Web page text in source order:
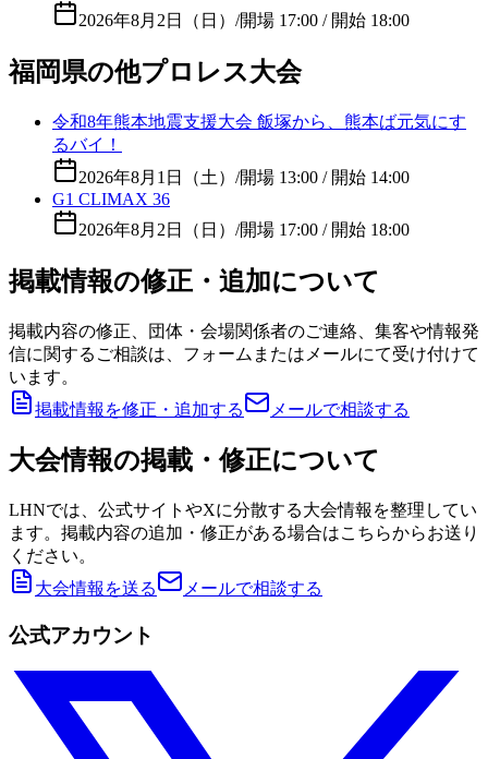
2026年8月2日（日） /開場 17:00 / 開始 18:00
福岡県の他プロレス大会
令和8年熊本地震支援大会 飯塚から、熊本ば元気にす
るバイ！
2026年8月1日（土） /開場 13:00 / 開始 14:00
G1 CLIMAX 36
2026年8月2日（日） /開場 17:00 / 開始 18:00
掲載情報の修正・追加について
掲載内容の修正、団体・会場関係者のご連絡、集客や情報発
信に関するご相談は、フォームまたはメールにて受け付けて
います。
掲載情報を修正・追加する
メールで相談する
大会情報の掲載・修正について
LHNでは、公式サイトやXに分散する大会情報を整理してい
ます。掲載内容の追加・修正がある場合はこちらからお送り
ください。
大会情報を送る
メールで相談する
公式アカウント